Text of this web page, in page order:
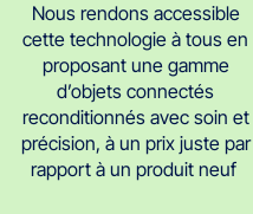
Nous rendons accessible
cette technologie à tous en
proposant une gamme
d’objets connectés
reconditionnés avec soin et
précision, à un prix juste par
rapport à un produit neuf